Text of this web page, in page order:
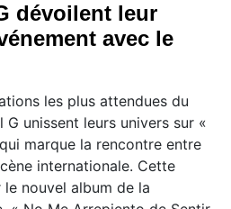
dévoilent leur
avec le
les plus attendues du
unissent leurs univers sur «
marque la rencontre entre
internationale. Cette
nouvel album de la